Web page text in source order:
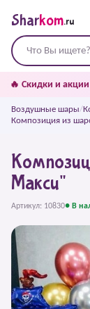
Sharkom.ru
🔥 Скидки и
Воздушные шары/
Композиция из
Макси"
Артикул: 10830● В